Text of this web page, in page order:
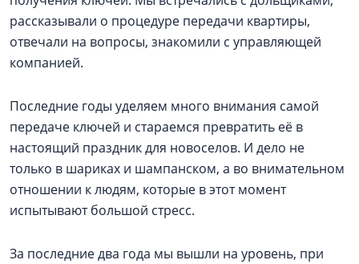
рассказывали о процедуре передачи квартиры,
отвечали на вопросы, знакомили с управляющей
компанией.
Последние годы уделяем много внимания самой
передаче ключей и стараемся превратить её в
настоящий праздник для новоселов. И дело не
только в шариках и шампанском, а во внимательном
отношении к людям, которые в этот момент
испытывают большой стресс.
За последние два года мы вышли на уровень, при